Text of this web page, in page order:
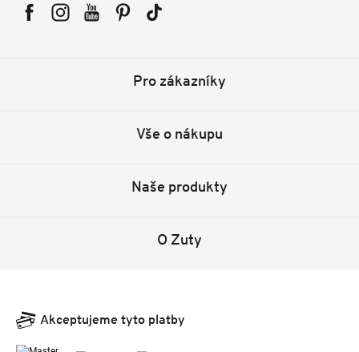
Pro zákazníky
Vše o nákupu
Naše produkty
O Zuty
Akceptujeme tyto platby